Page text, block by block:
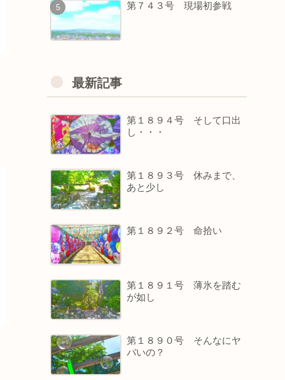
第７４３号 現場初参戦
最新記事
第１８９４号 そして口出
し・・・
第１８９３号 休みまで、
あと少し
第１８９２号 命拾い
第１８９１号 薄氷を踏む
が如し
第１８９０号 そんなにヤ
バいの？